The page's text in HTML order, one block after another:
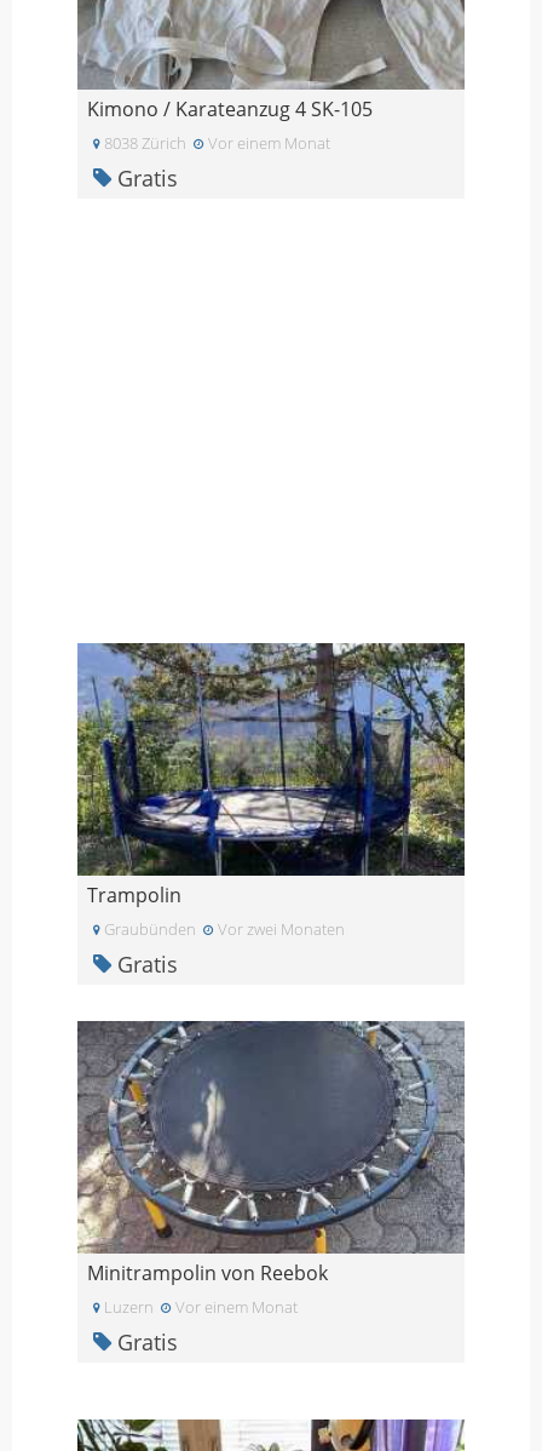
Kimono / Karateanzug 4 SK-105
8038 Zürich Vor einem Monat
Gratis
Trampolin
Graubünden Vor zwei Monaten
Gratis
Minitrampolin von Reebok
Luzern Vor einem Monat
Gratis